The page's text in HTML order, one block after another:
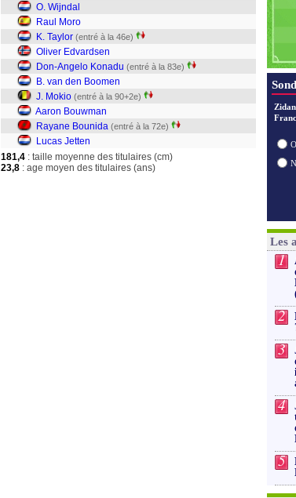
O. Wijndal
Raul Moro
K. Taylor (entré à la 46e)
Oliver Edvardsen
Don-Angelo Konadu (entré à la 83e)
B. van den Boomen
J. Mokio (entré à la 90+2e)
Aaron Bouwman
Rayane Bounida (entré à la 72e)
Lucas Jetten
181,4 : taille moyenne des titulaires (cm)
23,8 : age moyen des titulaires (ans)
Les
1
2
3
4
5